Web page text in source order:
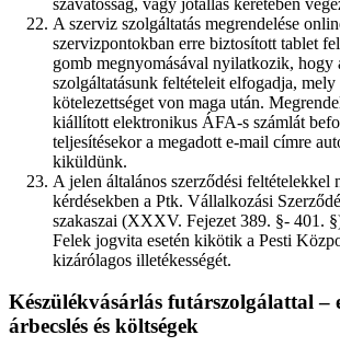
A szerviz szolgáltatás megrendelése
szervizpontokban erre biztosított tablet
gomb megnyomásával nyilatkozik, hogy
szolgáltatásunk feltételeit elfogadja, mely
kötelezettséget von maga után.
kiállított elektronikus ÁFA-s számlát
teljesítésekor a megadott e-mail címre
kiküldünk.
A jelen általános szerződési feltételekkel
kérdésekben a Ptk. Vállalkozási
szakaszai (XXXV. Fejezet 389. §- 401.
Felek jogvita esetén kikötik a Pesti
kizárólagos illetékességét.
Készülékvásárlás futárszolgálattal –
árbecslés és költségek